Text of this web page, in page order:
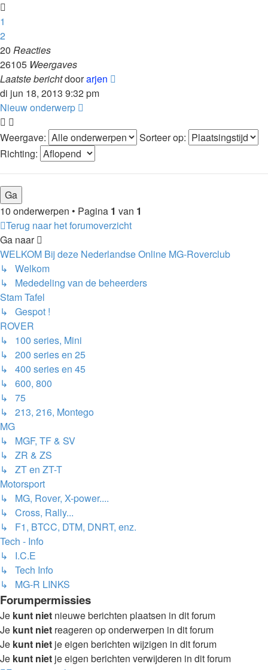
1
2
20 Reacties
26105 Weergaves
Laatste berichtdoorarjen
di jun 18, 2013 9:32 pm
Nieuw onderwerp
Weergave:
Sorteer op:
Richting:
10 onderwerpen • Pagina 1 van 1
Terug naar het forumoverzicht
Ga naar
WELKOM Bij deze Nederlandse Online MG-Roverclub
↳ Welkom
↳ Mededeling van de beheerders
Stam Tafel
↳ Gespot !
ROVER
↳ 100 series, Mini
↳ 200 series en 25
↳ 400 series en 45
↳ 600, 800
↳ 75
↳ 213, 216, Montego
MG
↳ MGF, TF & SV
↳ ZR & ZS
↳ ZT en ZT-T
Motorsport
↳ MG, Rover, X-power....
↳ Cross, Rally...
↳ F1, BTCC, DTM, DNRT, enz.
Tech - Info
↳ I.C.E
↳ Tech Info
↳ MG-R LINKS
Forumpermissies
Je kunt niet nieuwe berichten plaatsen in dit forum
Je kunt niet reageren op onderwerpen in dit forum
Je kunt niet je eigen berichten wijzigen in dit forum
Je kunt niet je eigen berichten verwijderen in dit forum